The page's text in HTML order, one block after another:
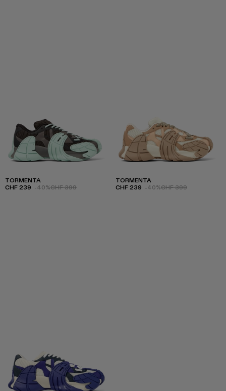
TORMENTA
CHF 239 -40%CHF 399
TORMENTA
CHF 239 -40%CHF 399